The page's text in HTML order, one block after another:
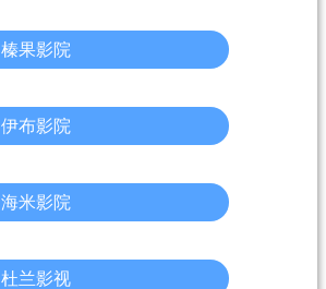
榛果影院
伊布影院
海米影院
杜兰影视